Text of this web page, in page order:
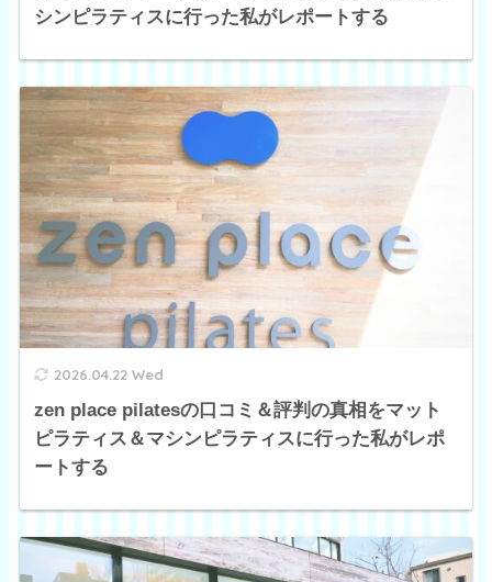
シンピラティスに行った私がレポートする
2026.04.22 Wed
zen place pilatesの口コミ＆評判の真相をマット
ピラティス＆マシンピラティスに行った私がレポ
ートする